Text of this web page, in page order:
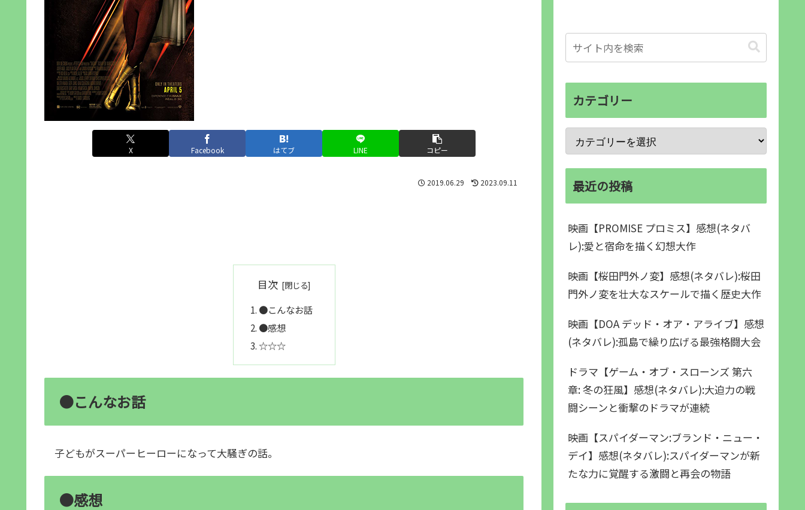
X Facebook はてブ LINE コピー
2019.06.29 2023.09.11
目次
●こんなお話
●感想
☆☆☆
●こんなお話
子どもがスーパーヒーローになって大騒ぎの話。
●感想
カテゴリー
最近の投稿
映画【PROMISE プロミス】感想(ネタバ
レ):愛と宿命を描く幻想大作
映画【桜田門外ノ変】感想(ネタバレ):桜田
門外ノ変を壮大なスケールで描く歴史大作
映画【DOA デッド・オア・アライブ】感想
(ネタバレ):孤島で繰り広げる最強格闘大会
ドラマ【ゲーム・オブ・スローンズ 第六
章: 冬の狂風】感想(ネタバレ):大迫力の戦
闘シーンと衝撃のドラマが連続
映画【スパイダーマン:ブランド・ニュー・
デイ】感想(ネタバレ):スパイダーマンが新
たな力に覚醒する激闘と再会の物語